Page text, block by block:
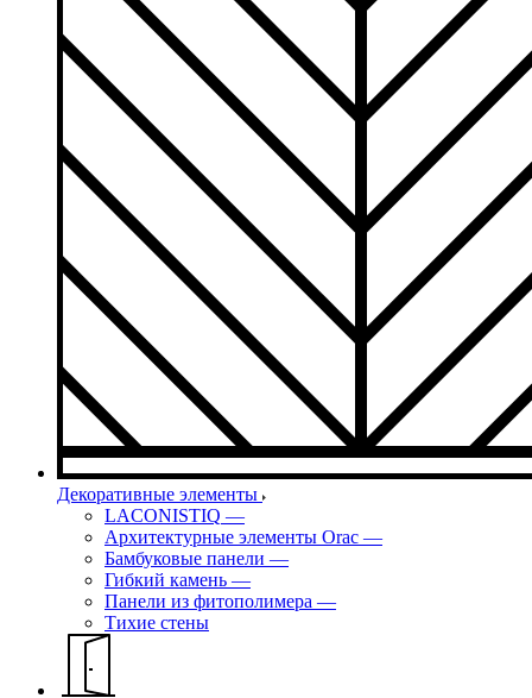
Декоративные элементы
LACONISTIQ —
Архитектурные элементы Orac —
Бамбуковые панели —
Гибкий камень —
Панели из фитополимера —
Тихие стены